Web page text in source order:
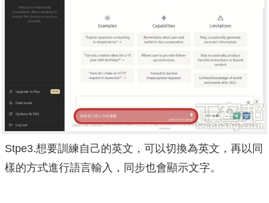
Stpe3.想要訓練自己的英文，可以切換為英文，再以同
樣的方式進行語言輸入，同步也會顯示文字。